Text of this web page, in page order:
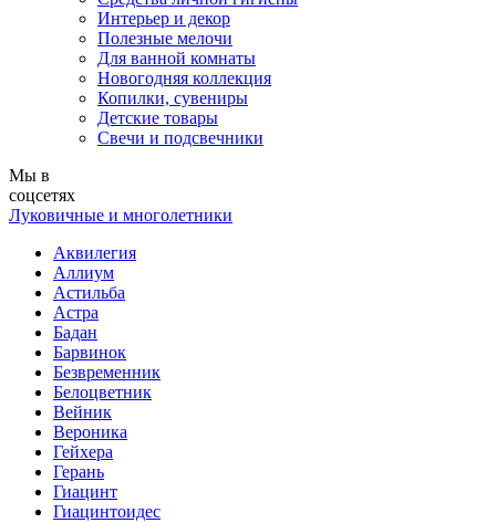
Интерьер и декор
Полезные мелочи
Для ванной комнаты
Новогодняя коллекция
Копилки, сувениры
Детские товары
Свечи и подсвечники
Мы в
соцсетях
Луковичные и многолетники
Аквилегия
Аллиум
Астильба
Астра
Бадан
Барвинок
Безвременник
Белоцветник
Вейник
Вероника
Гейхера
Герань
Гиацинт
Гиацинтоидес